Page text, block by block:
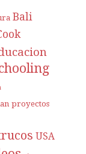
Bali
proyectos
USA